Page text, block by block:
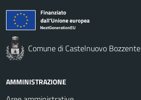
Comune di Castelnuovo Bozzente
AMMINISTRAZIONE